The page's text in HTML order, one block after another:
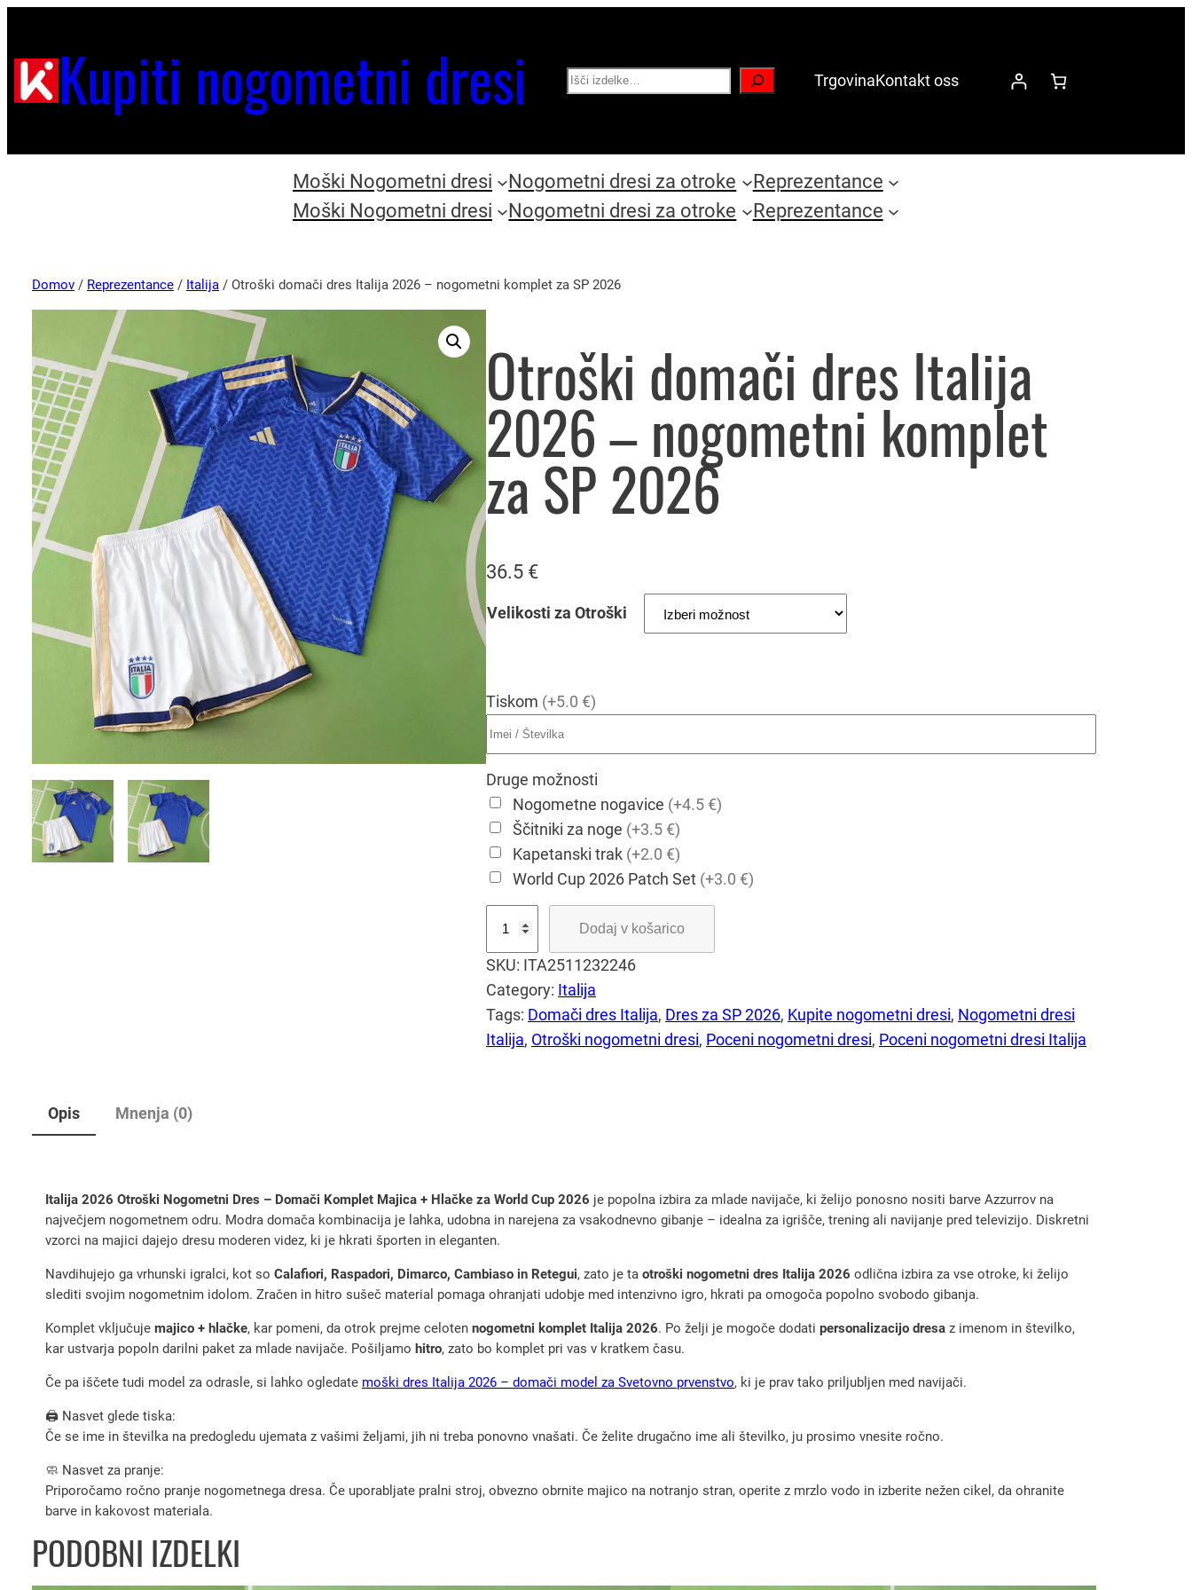
Kupiti nogometni dresi Search TrgovinaKontakt oss
Moški Nogometni dresi Nogometni dresi za otroke
Reprezentance
Moški Nogometni dresi
Nogometni dresi za otroke Reprezentance
Domov / Reprezentance / Italija / Otroški domači dres Italija 2026 – nogometni komplet za SP 2026
Otroški domači dres Italija
2026 – nogometni komplet
za SP 2026
36.5 €
Velikosti za Otroški
Tiskom (+5.0 €)
Druge možnosti
Nogometne nogavice (+4.5 €)
Ščitniki za noge (+3.5 €)
Kapetanski trak (+2.0 €)
World Cup 2026 Patch Set (+3.0 €)
r
o
š
k
i
d
e
I
a
i
a
Dodaj v košarico
SKU: ITA2511232246
Category: Italija
Tags: Domači dres Italija, Dres za SP 2026, Kupite nogometni dresi, Nogometni dresi
Italija, Otroški nogometni dresi, Poceni nogometni dresi, Poceni nogometni dresi Italija
Opis Mnenja (0)
Italija 2026 Otroški Nogometni Dres – Domači Komplet Majica + Hlačke za World Cup 2026 je popolna izbira za mlade navijače, ki želijo ponosno nositi barve Azzurrov na
največjem nogometnem odru. Modra domača kombinacija je lahka, udobna in narejena za vsakodnevno gibanje – idealna za igrišče, trening ali navijanje pred televizijo. Diskretni
vzorci na majici dajejo dresu moderen videz, ki je hkrati športen in eleganten.
Navdihujejo ga vrhunski igralci, kot so Calafiori, Raspadori, Dimarco, Cambiaso in Retegui, zato je ta otroški nogometni dres Italija 2026 odlična izbira za vse otroke, ki želijo
slediti svojim nogometnim idolom. Zračen in hitro sušeč material pomaga ohranjati udobje med intenzivno igro, hkrati pa omogoča popolno svobodo gibanja.
Komplet vključuje majico + hlačke, kar pomeni, da otrok prejme celoten nogometni komplet Italija 2026. Po želji je mogoče dodati personalizacijo dresa z imenom in številko,
kar ustvarja popoln darilni paket za mlade navijače. Pošiljamo hitro, zato bo komplet pri vas v kratkem času.
Če pa iščete tudi model za odrasle, si lahko ogledate moški dres Italija 2026 – domači model za Svetovno prvenstvo, ki je prav tako priljubljen med navijači.
🖨️ Nasvet glede tiska:
Če se ime in številka na predogledu ujemata z vašimi željami, jih ni treba ponovno vnašati. Če želite drugačno ime ali številko, ju prosimo vnesite ročno.
🧼 Nasvet za pranje:
Priporočamo ročno pranje nogometnega dresa. Če uporabljate pralni stroj, obvezno obrnite majico na notranjo stran, operite z mrzlo vodo in izberite nežen cikel, da ohranite
barve in kakovost materiala.
PODOBNI IZDELKI